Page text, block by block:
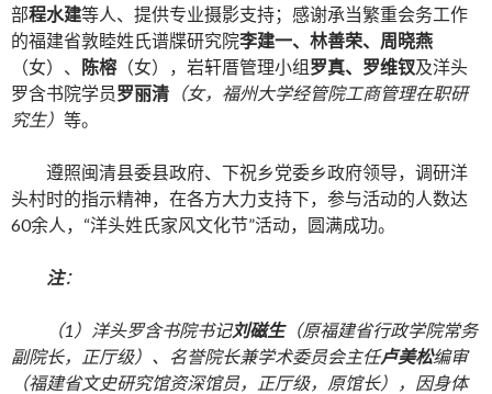
部程水建等人、提供专业摄影支持；感谢承当繁重会务工作
的福建省敦睦姓氏谱牒研究院李建一、林善荣、周晓燕
（女）、 陈榕（女），岩轩厝管理小组罗真、罗维钗及洋头
罗含书院学员罗丽清 （女，福州大学经管院工商管理在职研
究生） 等。
遵照闽清县委县政府、下祝乡党委乡政府领导，调研洋
头村时的指示精神，在各方大力支持下，参与活动的人数达
60余人，“洋头姓氏家风文化节”活动，圆满成功。
注：
（1）洋头罗含书院书记刘磁生（原福建省行政学院常务
副院长，正厅级）、名誉院长兼学术委员会主任卢美松编审
（福建省文史研究馆资深馆员，正厅级，原馆长），因身体